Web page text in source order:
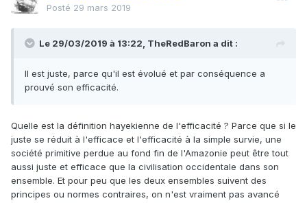
Posté 29 mars 2019
Le 29/03/2019 à 13:22, TheRedBaron a dit :
Il est juste, parce qu'il est évolué et par conséquence a
prouvé son efficacité.
Quelle est la définition hayekienne de l'efficacité ? Parce que si le
juste se réduit à l'efficace et l'efficacité à la simple survie, une
société primitive perdue au fond fin de l'Amazonie peut être tout
aussi juste et efficace que la civilisation occidentale dans son
ensemble. Et pour peu que les deux ensembles suivent des
principes ou normes contraires, on n'est vraiment pas avancé